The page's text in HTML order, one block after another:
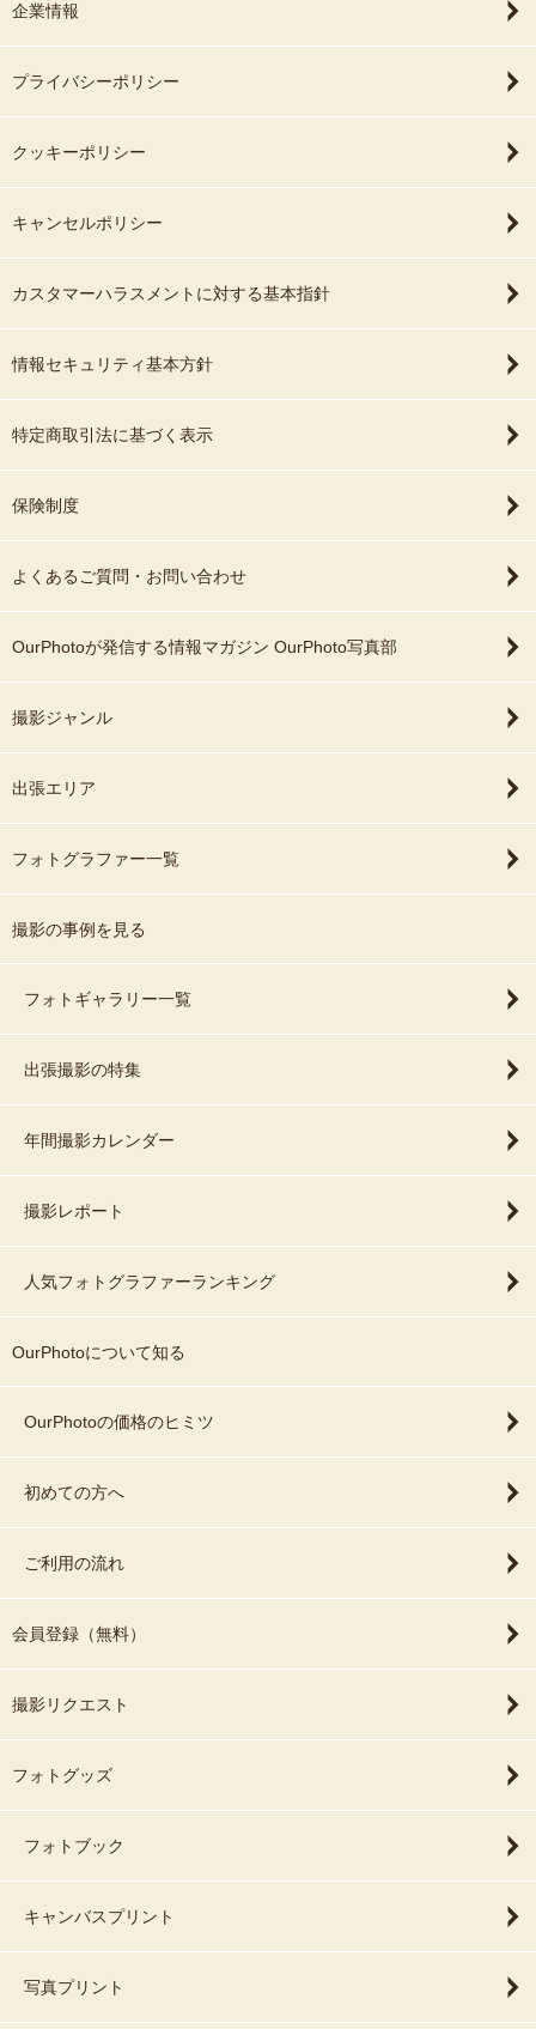
企業情報
プライバシーポリシー
クッキーポリシー
キャンセルポリシー
カスタマーハラスメントに対する基本指針
情報セキュリティ基本方針
特定商取引法に基づく表示
保険制度
よくあるご質問・お問い合わせ
OurPhotoが発信する情報マガジン OurPhoto写真部
撮影ジャンル
出張エリア
フォトグラファー一覧
撮影の事例を見る
フォトギャラリー一覧
出張撮影の特集
年間撮影カレンダー
撮影レポート
人気フォトグラファーランキング
OurPhotoについて知る
OurPhotoの価格のヒミツ
初めての方へ
ご利用の流れ
会員登録（無料）
撮影リクエスト
フォトグッズ
フォトブック
キャンバスプリント
写真プリント